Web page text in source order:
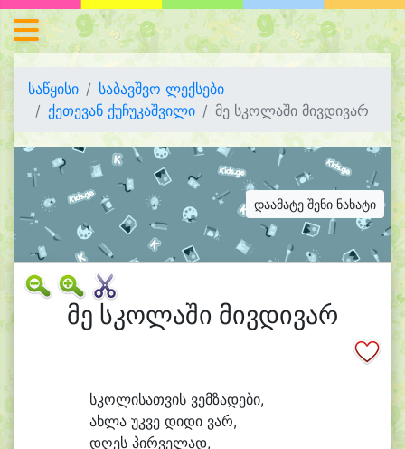
საწყისი
საბავშვო ლექსები
ქეთევან ქუჩუკაშვილი
მე სკოლაში მივდივარ
დაამატე შენი ნახატი
მე სკოლაში მივდივარ
სკოლისათვის ვემზადები,
ახლა უკვე დიდი ვარ,
დღეს პირველად,